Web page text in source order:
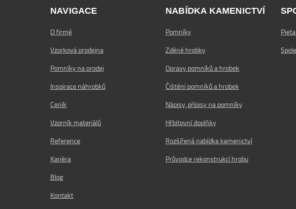
NAVIGACE
O firmě
Vzorková prodejna
Pomníky na prodej
Inspirace náhrobků
Ceník
Vzorník materiálů
Reference
Kariéra
Blog
Kontakt
NABÍDKA KAMENICTVÍ
Pomníky
Zděné hrobky
Opravy pomníků a hrobek
Čištění pomníků a hrobek
Nápisy, přípisy na pomníky
Hřbitovní doplňky
Rozšířená nabídka kamenictví
Průvodce rekonstrukcí hrobu